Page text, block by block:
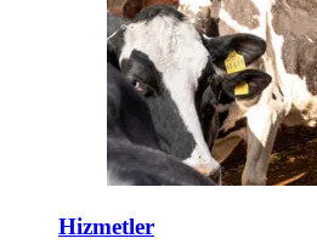
Hizmetler